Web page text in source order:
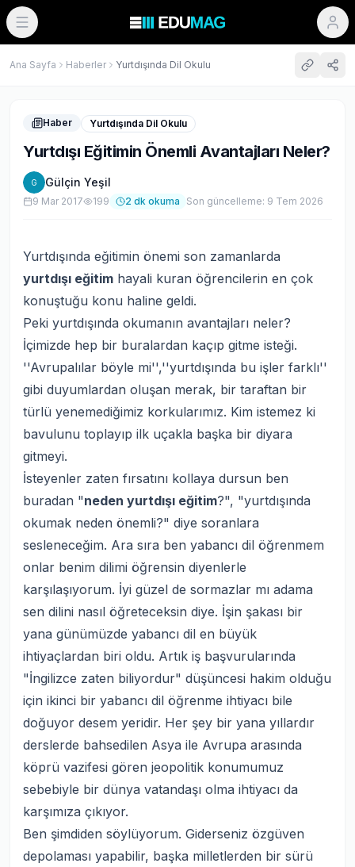
Ana Sayfa Haberler Yurtdışında Dil Okulu
Haber Yurtdışında Dil Okulu
Yurtdışı Eğitimin Önemli Avantajları Neler?
G Gülçin Yeşil
9 Mar 2017 199 2 dk okuma Son güncelleme: 9 Tem 2026
Yurtdışında eğitimin önemi son zamanlarda
yurtdışı eğitim hayali kuran öğrencilerin en çok
konuştuğu konu haline geldi.
Peki yurtdışında okumanın avantajları neler?
İçimizde hep bir buralardan kaçıp gitme isteği.
''Avrupalılar böyle mi'',''yurtdışında bu işler farklı''
gibi duyumlardan oluşan merak, bir taraftan bir
türlü yenemediğimiz korkularımız. Kim istemez ki
bavulunu toplayıp ilk uçakla başka bir diyara
gitmeyi.
İsteyenler zaten fırsatını kollaya dursun ben
buradan "neden yurtdışı eğitim?", "yurtdışında
okumak neden önemli?" diye soranlara
sesleneceğim. Ara sıra ben yabancı dil öğrenmem
onlar benim dilimi öğrensin diyenlerle
karşılaşıyorum. İyi güzel de sormazlar mı adama
sen dilini nasıl öğreteceksin diye. İşin şakası bir
yana günümüzde yabancı dil en büyük
ihtiyaçlardan biri oldu. Artık iş başvurularında
"İngilizce zaten biliyordur" düşüncesi hakim olduğu
için ikinci bir yabancı dil öğrenme ihtiyacı bile
doğuyor desem yeridir. Her şey bir yana yıllardır
derslerde bahsedilen Asya ile Avrupa arasında
köprü vazifesi gören jeopolitik konumumuz
sebebiyle bir dünya vatandaşı olma ihtiyacı da
karşımıza çıkıyor.
Ben şimdiden söylüyorum. Giderseniz özgüven
depolaması yapabilir, başka milletlerden bir sürü